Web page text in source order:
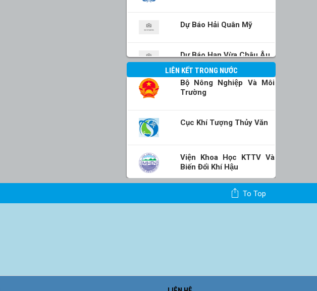
Dự Báo Hải Quân Mỹ
Dự Báo Hạn Vừa Châu Âu
LIÊN KẾT TRONG NƯỚC
Bộ Nông Nghiệp Và Môi
Trường
Cục Khí Tượng Thủy Văn
Viện Khoa Học KTTV Và
Biến Đổi Khí Hậu
To Top